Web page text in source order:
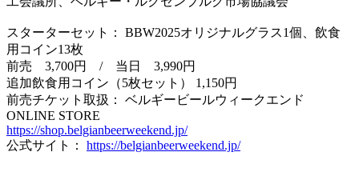
スターターセット： BBW2025オリジナルグラス1個、飲食
用コイン13枚
前売 3,700円 / 当日 3,990円
追加飲食用コイン（5枚セット） 1,150円
前売チケット取扱： ベルギービールウィークエンド
ONLINE STORE
https://shop.belgianbeerweekend.jp/
公式サイト： https://belgianbeerweekend.jp/